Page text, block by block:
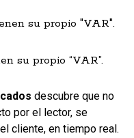
su propio “VAR”.
descubre que no
por el lector, se
cliente, en tiempo real.